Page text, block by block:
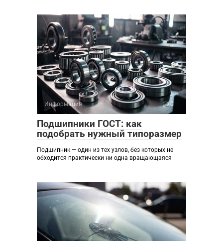
Информация 0
Подшипники ГОСТ: как
подобрать нужный типоразмер
Подшипник — один из тех узлов, без которых не
обходится практически ни одна вращающаяся